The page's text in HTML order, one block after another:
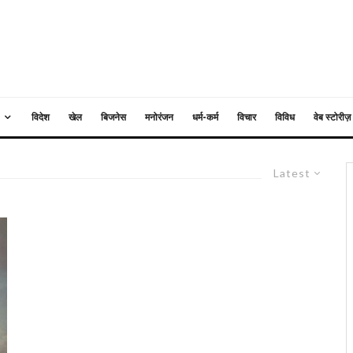
विदेश खेल बिजनेस मनोरंजन धर्म-कर्म विचार विविध वेब स्टोरीज़
Latest